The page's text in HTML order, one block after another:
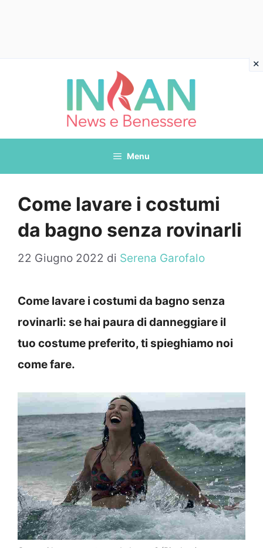
Menu
Come lavare i costumi
da bagno senza rovinarli
22 Giugno 2022 di Serena Garofalo
Come lavare i costumi da bagno senza
rovinarli: se hai paura di danneggiare il
tuo costume preferito, ti spieghiamo noi
come fare.